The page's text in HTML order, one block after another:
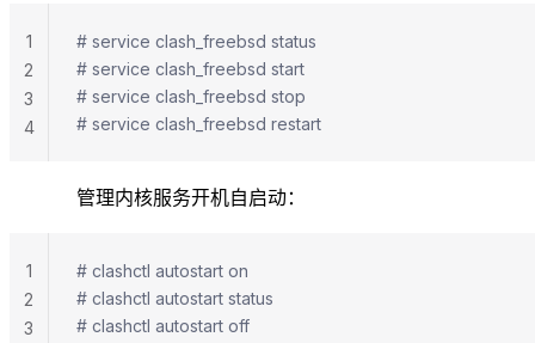
# service clash_freebsd status
# service clash_freebsd start
# service clash_freebsd stop
# service clash_freebsd restart
1
2
3
4
管理内核服务开机自启动：
# clashctl autostart on
# clashctl autostart status
# clashctl autostart off
1
2
3